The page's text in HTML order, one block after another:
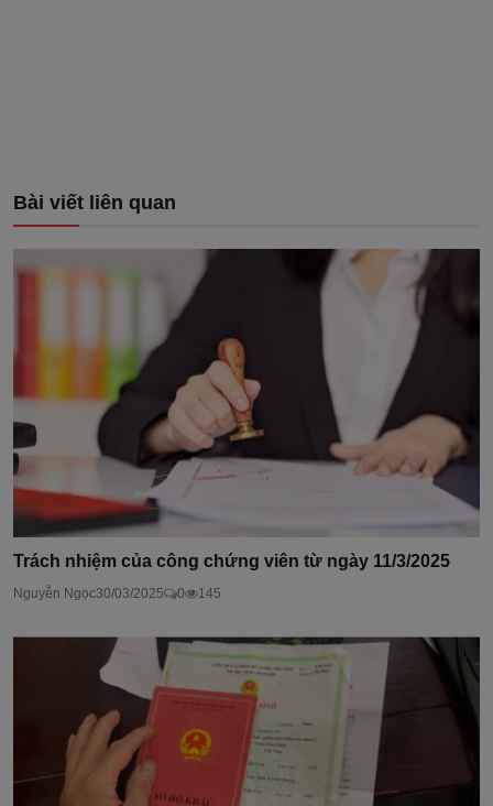
Bài viết liên quan
Trách nhiệm của công chứng viên từ ngày 11/3/2025
Nguyễn Ngọc30/03/2025 0 145